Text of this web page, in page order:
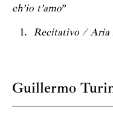
ch’io t’amo”
Recitativo /
Guillermo